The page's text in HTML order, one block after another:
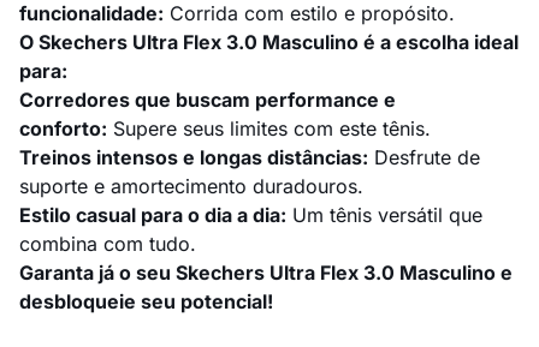
funcionalidade: Corrida com estilo e propósito.
O Skechers Ultra Flex 3.0 Masculino é a escolha ideal
para:
Corredores que buscam performance e
conforto: Supere seus limites com este tênis.
Treinos intensos e longas distâncias: Desfrute de
suporte e amortecimento duradouros.
Estilo casual para o dia a dia: Um tênis versátil que
combina com tudo.
Garanta já o seu Skechers Ultra Flex 3.0 Masculino e
desbloqueie seu potencial!